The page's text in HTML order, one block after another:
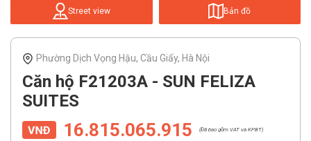
Street view Bản đồ
Phường Dịch Vọng Hậu, Cầu Giấy, Hà Nội
Căn hộ F21203A - SUN FELIZA
SUITES
16.815.065.915 (Đã bao gồm VAT và KPBT)